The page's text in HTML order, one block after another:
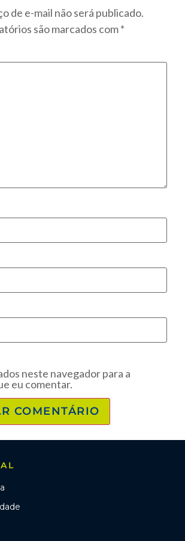
de e-mail não será publicado.
são marcados com*
neste navegador para a
eu comentar.